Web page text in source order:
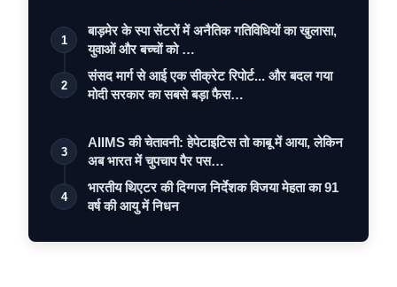
1
बाड़मेर के स्पा सेंटरों में अनैतिक गतिविधियों का खुलासा,
युवाओं और बच्चों को …
2
संसद मार्ग से आई एक सीक्रेट रिपोर्ट... और बदल गया
मोदी सरकार का सबसे बड़ा फैस…
3
AIIMS की चेतावनी: हेपेटाइटिस तो काबू में आया, लेकिन
अब भारत में चुपचाप पैर पस…
4
भारतीय थिएटर की दिग्गज निर्देशक विजया मेहता का 91
वर्ष की आयु में निधन